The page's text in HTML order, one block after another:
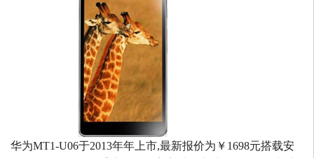
华为MT1-U06于2013年年上市,最新报价为￥1698元搭载安